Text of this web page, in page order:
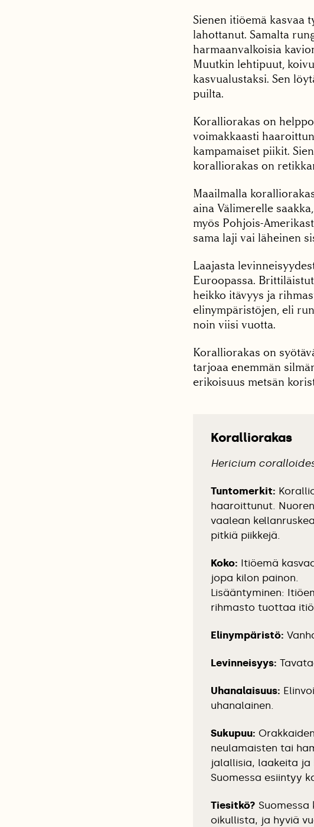
Sienen itiöemä kasvaa
lahottanut. Samalta
harmaanvalkoisia
Muutkin lehtipuut,
kasvualustaksi. Sen
puilta.
Koralliorakas on
voimakkaasti
kampamaiset piikit.
koralliorakas on
Maailmalla
aina Välimerelle
myös Pohjois-
sama laji vai läheinen
Laajasta
Euroopassa.
heikko itävyys ja
elinympäristöjen, eli
noin viisi vuotta.
Koralliorakas on
tarjoaa enemmän
erikoisuus metsän
Koralliorakas
Hericium
Tuntomerkit:
haaroittunut.
vaalean
pitkiä piikkejä.
Koko: Itiöemä
jopa kilon painon.
Lisääntyminen:
rihmasto tuottaa
Elinympäristö:
Levinneisyys:
Uhanalaisuus:
uhanalainen.
Sukupuu:
neulamaisten tai
jalallisia, laakeita ja
Suomessa esiintyy
Tiesitkö? Suomessa
oikullista, ja hyviä